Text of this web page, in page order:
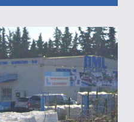
Bouc-